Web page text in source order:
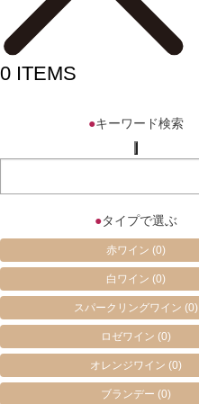
0 ITEMS
●キーワード検索
●タイプで選ぶ
赤ワイン(0)
白ワイン(0)
スパークリングワイン(0)
ロゼワイン(0)
オレンジワイン(0)
ブランデー(0)